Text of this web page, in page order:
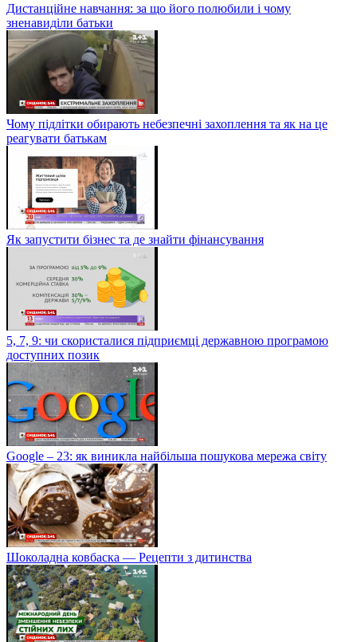
Дистанційне навчання: за що його полюбили і чому
зненавиділи батьки
Чому підлітки обирають небезпечні захоплення та як на це
реагувати батькам
Як запустити бізнес та де знайти фінансування
5, 7, 9: чи скористалися підприємці державною програмою
доступних позик
Google – 23: як виникла найбільша пошукова мережа світу
Шоколадна ковбаска — Рецепти з дитинства